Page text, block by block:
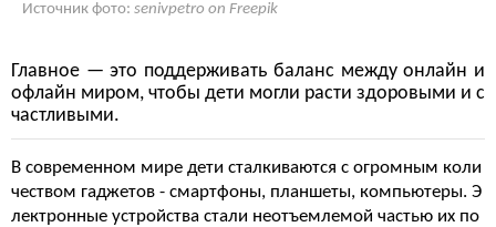
Источник фото: senivpetro on Freepik
Главное — это поддерживать баланс между онлайн и
офлайн миром, чтобы дети могли расти здоровыми и с
частливыми.
В современном мире дети сталкиваются с огромным коли
чеством гаджетов - смартфоны, планшеты, компьютеры. Э
лектронные устройства стали неотъемлемой частью их по